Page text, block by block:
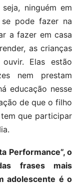
ninguém em
pode fazer na
a fazer em casa
as crianças
Elas estão
nem prestam
educação nesse
de que o filho
que participar
Performance”, o
frases mais
adolescente é o